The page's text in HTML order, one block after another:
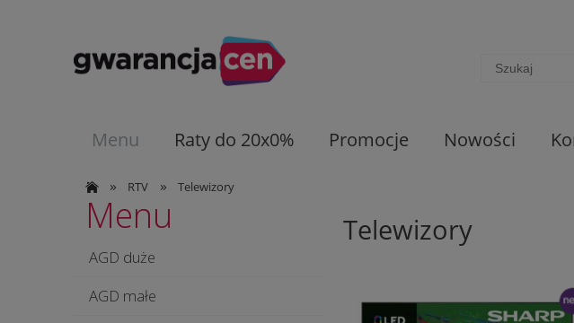
Menu Raty do 20x0% Promocje Nowości
» RTV » Telewizory
Menu
AGD duże
AGD małe
Telewizory